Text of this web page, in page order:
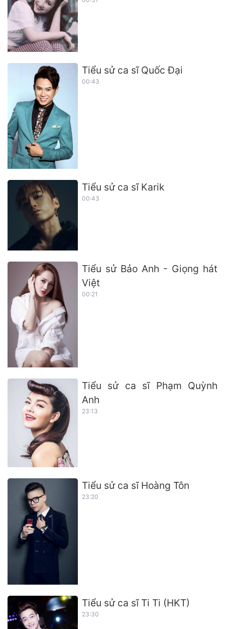
Tiểu sử ca sĩ Quốc Đại
00:43
Tiểu sử ca sĩ Karik
00:43
Tiểu sử Bảo Anh - Giọng hát
Việt
00:21
Tiểu sử ca sĩ Phạm Quỳnh
Anh
23:13
Tiểu sử ca sĩ Hoàng Tôn
23:20
Tiểu sử ca sĩ Ti Ti (HKT)
23:30